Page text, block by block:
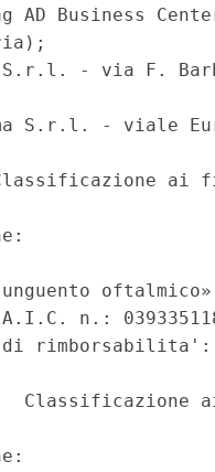
AD Business
- via F.
S.r.l. - viale
ai
n.:
Classificazione